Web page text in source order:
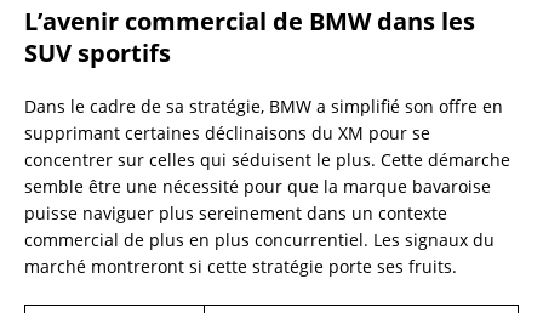
L’avenir commercial de BMW dans les
SUV sportifs
Dans le cadre de sa stratégie, BMW a simplifié son offre en
supprimant certaines déclinaisons du XM pour se
concentrer sur celles qui séduisent le plus. Cette démarche
semble être une nécessité pour que la marque bavaroise
puisse naviguer plus sereinement dans un contexte
commercial de plus en plus concurrentiel. Les signaux du
marché montreront si cette stratégie porte ses fruits.